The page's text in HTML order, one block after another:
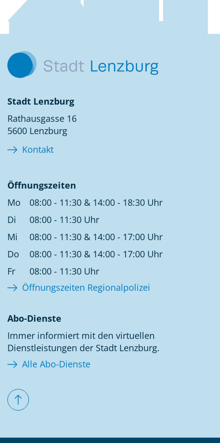
Stadt Lenzburg
Rathausgasse 16
5600 Lenzburg
Kontakt
Öffnungszeiten
Mo
08:00 - 11:30 & 14:00 - 18:30 Uhr
Di
08:00 - 11:30 Uhr
Mi
08:00 - 11:30 & 14:00 - 17:00 Uhr
Do
08:00 - 11:30 & 14:00 - 17:00 Uhr
Fr
08:00 - 11:30 Uhr
Öffnungszeiten Regionalpolizei
Abo-Dienste
Immer informiert mit den virtuellen
Dienstleistungen der Stadt Lenzburg.
Alle Abo-Dienste